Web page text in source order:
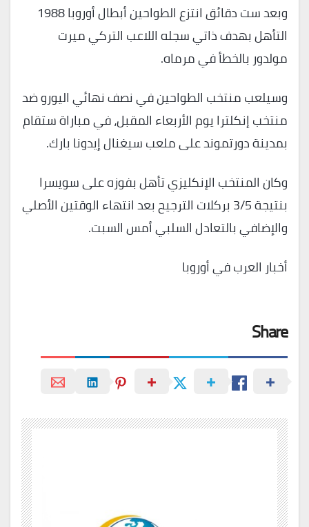
وبعد ست دقائق انتزع الطواحين أبطال أوروبا 1988
التأهل بهدف ذاتي سجله اللاعب التركي ميرت
مولدور بالخطأ في مرماه.
وسيلعب منتخب الطواحين في نصف نهائي اليورو ضد
منتخب إنكلترا يوم الأربعاء المقبل، في مباراة ستقام
بمدينة دورتموند على ملعب سيغنال إيدونا بارك.
وكان المنتخب الإنكليزي تأهل بفوزه على سويسرا
بنتيجة 3/5 بركلات الترجيح بعد انتهاء الوقتين الأصلي
والإضافي بالتعادل السلبي أمس السبت.
أخبار العرب في أوروبا
Share